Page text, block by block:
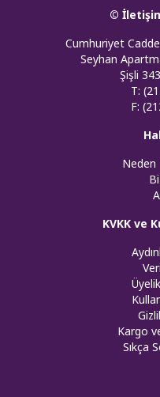
©
Cumhuriyet
Seyhan
Şişli
T:
F:
KVKK ve
Kargo
Sıkça